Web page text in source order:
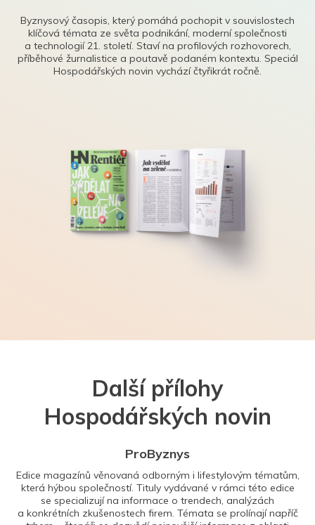
Byznysový časopis, který pomáhá pochopit v souvislostech
klíčová témata ze světa podnikání, moderní společnosti
a technologií 21. století. Staví na profilových rozhovorech,
příběhové žurnalistice a poutavě podaném kontextu. Speciál
Hospodářských novin vychází čtyřikrát ročně.
Další přílohy
Hospodářských novin
ProByznys
Edice magazínů věnovaná odborným i lifestylovým tématům,
která hýbou společností. Tituly vydávané v rámci této edice
se specializují na informace o trendech, analýzách
a konkrétních zkušenostech firem. Témata se prolínají napříč